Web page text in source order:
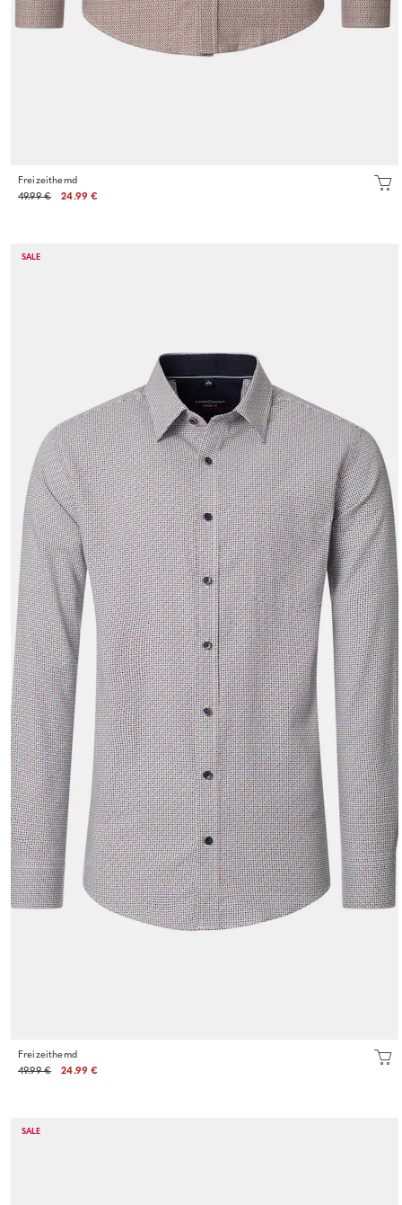
Freizeithemd
49.99 €
24.99 €
SALE
Freizeithemd
49.99 €
24.99 €
SALE